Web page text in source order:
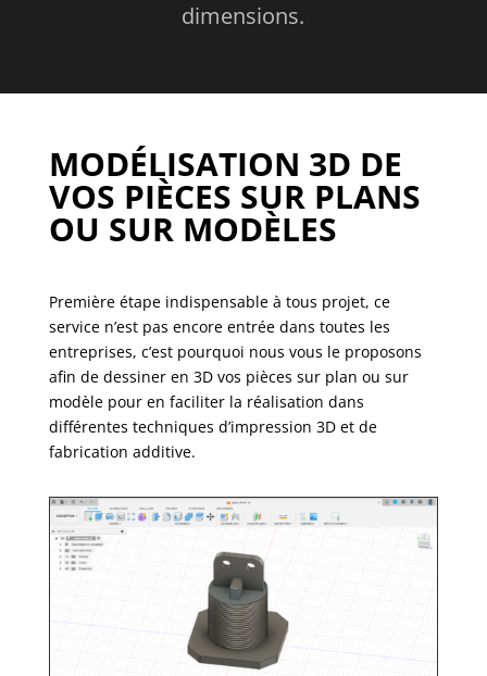
dimensions.
MODÉLISATION 3D DE
VOS PIÈCES SUR PLANS
OU SUR MODÈLES
Première étape indispensable à tous projet, ce
service n’est pas encore entrée dans toutes les
entreprises, c’est pourquoi nous vous le proposons
afin de dessiner en 3D vos pièces sur plan ou sur
modèle pour en faciliter la réalisation dans
différentes techniques d’impression 3D et de
fabrication additive.